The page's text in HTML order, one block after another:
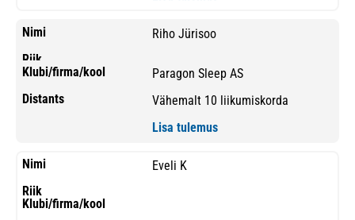
Riho Jürisoo
Paragon Sleep AS
Vähemalt 10 liikumiskorda
Lisa tulemus
Eveli K